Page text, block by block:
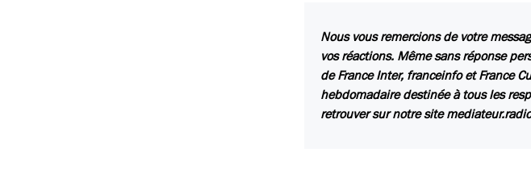
Nous vous remercions de votre
vos réactions. Même sans réponse
de France Inter, franceinfo et France
hebdomadaire destinée à tous les
retrouver sur notre site